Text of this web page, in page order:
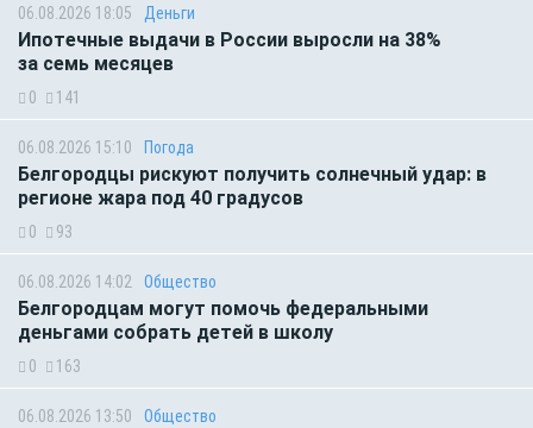
06.08.2026 18:05 Деньги
Ипотечные выдачи в России выросли на 38%
за семь месяцев
0 141
06.08.2026 15:10 Погода
Белгородцы рискуют получить солнечный удар: в
регионе жара под 40 градусов
0 93
06.08.2026 14:02 Общество
Белгородцам могут помочь федеральными
деньгами собрать детей в школу
0 163
06.08.2026 13:50 Общество